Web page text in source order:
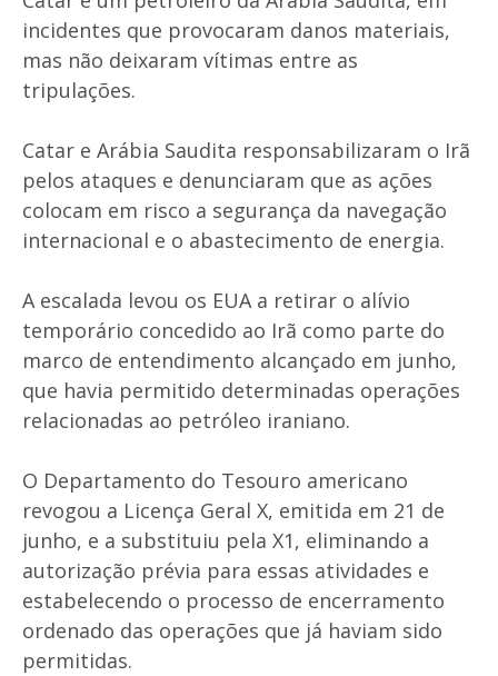
incidentes que provocaram danos materiais,
mas não deixaram vítimas entre as
tripulações.
Catar e Arábia Saudita responsabilizaram o Irã
pelos ataques e denunciaram que as ações
colocam em risco a segurança da navegação
internacional e o abastecimento de energia.
A escalada levou os EUA a retirar o alívio
temporário concedido ao Irã como parte do
marco de entendimento alcançado em junho,
que havia permitido determinadas operações
relacionadas ao petróleo iraniano.
O Departamento do Tesouro americano
revogou a Licença Geral X, emitida em 21 de
junho, e a substituiu pela X1, eliminando a
autorização prévia para essas atividades e
estabelecendo o processo de encerramento
ordenado das operações que já haviam sido
permitidas.